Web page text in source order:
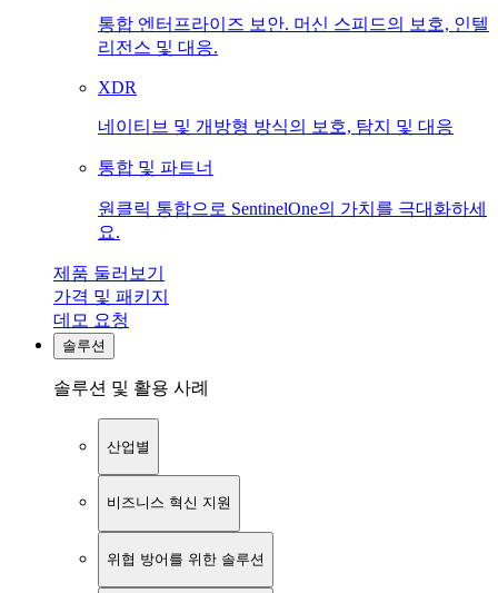
통합 엔터프라이즈 보안. 머신 스피드의 보호, 인텔
리전스 및 대응.
XDR
네이티브 및 개방형 방식의 보호, 탐지 및 대응
통합 및 파트너
원클릭 통합으로 SentinelOne의 가치를 극대화하세
요.
제품 둘러보기
가격 및 패키지
데모 요청
솔루션
솔루션 및 활용 사례
산업별
비즈니스 혁신 지원
위협 방어를 위한 솔루션